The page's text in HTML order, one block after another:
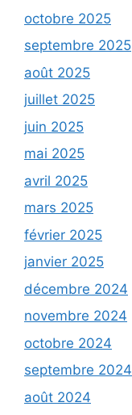
octobre 2025
septembre 2025
août 2025
juillet 2025
juin 2025
mai 2025
avril 2025
mars 2025
février 2025
janvier 2025
décembre 2024
novembre 2024
octobre 2024
septembre 2024
août 2024